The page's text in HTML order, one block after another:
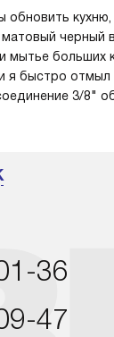
обновить
черный
мытье больших
быстро отмыл
3/8"
36
47